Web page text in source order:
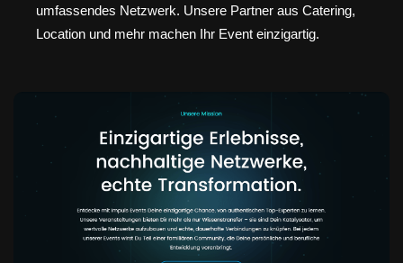
umfassendes Netzwerk. Unsere Partner aus Catering,
Location und mehr machen Ihr Event einzigartig.